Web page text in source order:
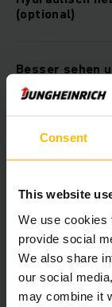
Consent
This website
We use cookies
provide social
We also share
our social
may combine it
(optional)
Besser sehen
kompletten
Perfekter
Pickleistung